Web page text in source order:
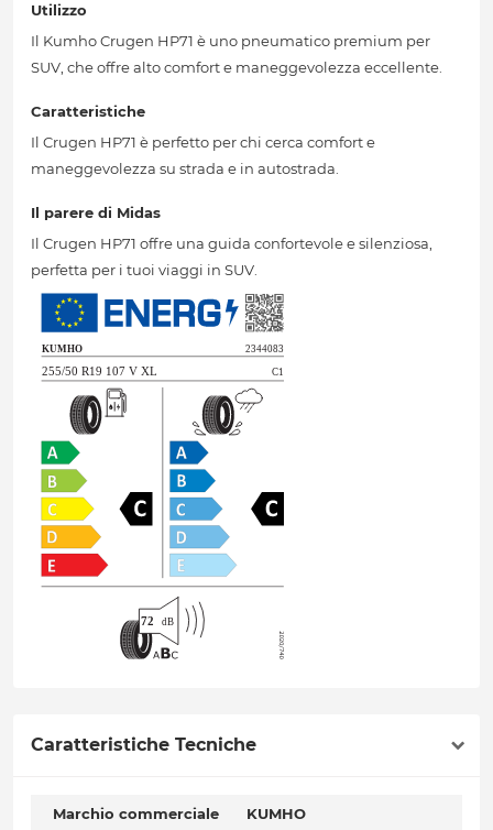
Utilizzo
Il Kumho Crugen HP71 è uno pneumatico premium per
SUV, che offre alto comfort e maneggevolezza eccellente.
Caratteristiche
Il Crugen HP71 è perfetto per chi cerca comfort e
maneggevolezza su strada e in autostrada.
Il parere di Midas
Il Crugen HP71 offre una guida confortevole e silenziosa,
perfetta per i tuoi viaggi in SUV.
Caratteristiche Tecniche
Marchio commerciale KUMHO